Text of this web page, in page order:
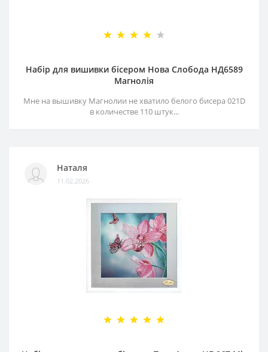
Набір для вишивки бісером Нова Слобода НД6589
Магнолія
Мне на вышивку Магнолии не хватило белого бисера 021D
в количестве 110 штук...
Наталя
11.02.2026